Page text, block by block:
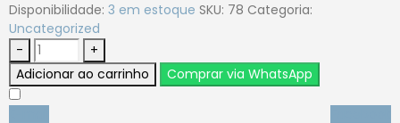
Disponibilidade: 3 em estoque SKU: 78 Categoria:
Uncategorized
-
+
Adicionar ao carrinho
Comprar via WhatsApp